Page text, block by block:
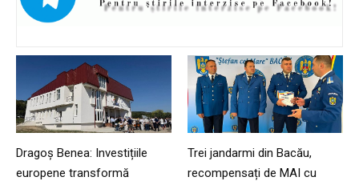
Dragoș Benea: Investițiile
europene transformă
Trei jandarmi din Bacău,
recompensați de MAI cu